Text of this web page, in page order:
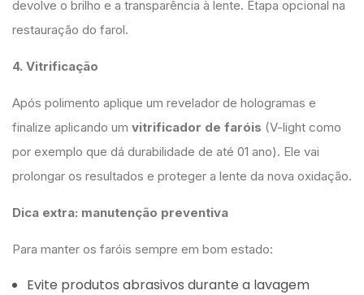
devolve o brilho e a transparência à lente. Etapa opcional na
restauração do farol.
4. Vitrificação
Após polimento aplique um revelador de hologramas e
finalize aplicando um vitrificador de faróis (V-light como
por exemplo que dá durabilidade de até 01 ano). Ele vai
prolongar os resultados e proteger a lente da nova oxidação.
Dica extra: manutenção preventiva
Para manter os faróis sempre em bom estado:
Evite produtos abrasivos durante a lavagem